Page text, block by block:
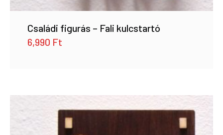
Családi figurás – Fali kulcstartó
6,990 Ft